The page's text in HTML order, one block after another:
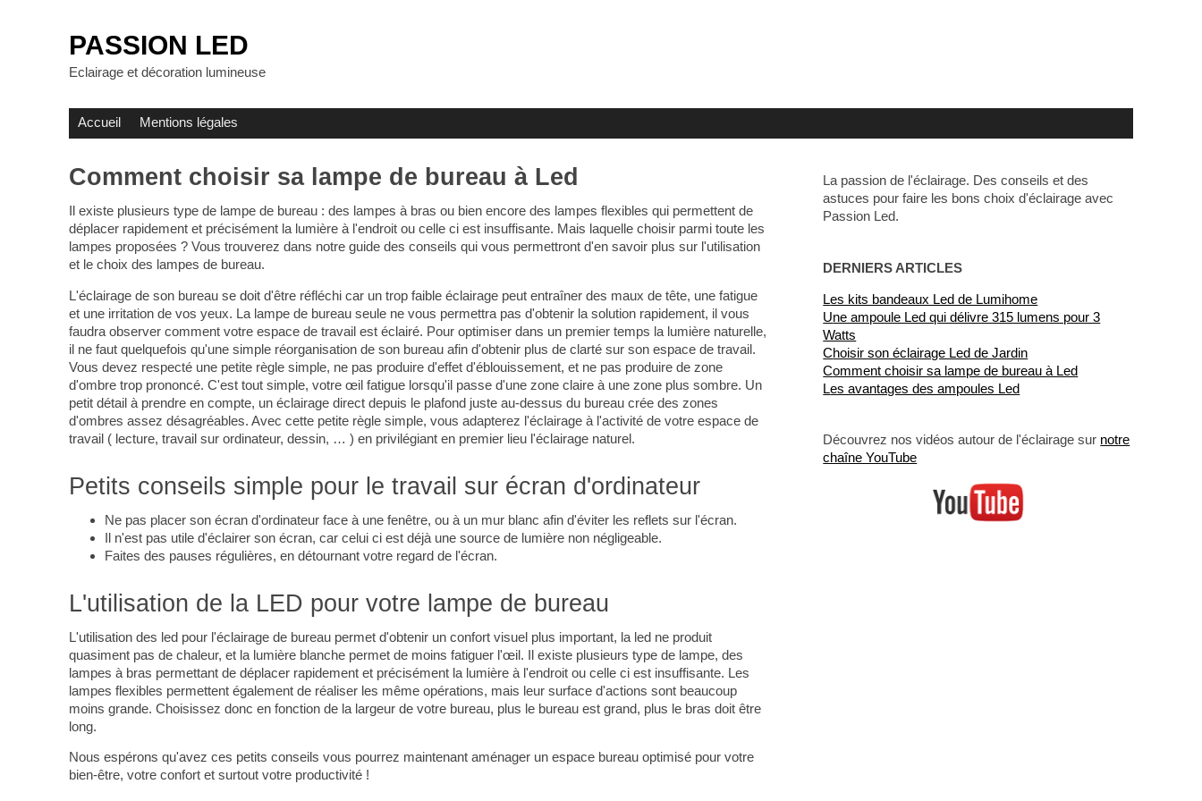
PASSION LED
Eclairage et décoration lumineuse
Accueil Mentions légales
Comment choisir sa lampe de bureau à Led
Il existe plusieurs type de lampe de bureau : des lampes à bras ou bien encore des lampes flexibles qui permettent de
déplacer rapidement et précisément la lumière à l'endroit ou celle ci est insuffisante. Mais laquelle choisir parmi toute les
lampes proposées ? Vous trouverez dans notre guide des conseils qui vous permettront d'en savoir plus sur l'utilisation
et le choix des lampes de bureau.
L'éclairage de son bureau se doit d'être réfléchi car un trop faible éclairage peut entraîner des maux de tête, une fatigue
et une irritation de vos yeux. La lampe de bureau seule ne vous permettra pas d'obtenir la solution rapidement, il vous
faudra observer comment votre espace de travail est éclairé. Pour optimiser dans un premier temps la lumière naturelle,
il ne faut quelquefois qu'une simple réorganisation de son bureau afin d'obtenir plus de clarté sur son espace de travail.
Vous devez respecté une petite règle simple, ne pas produire d'effet d'éblouissement, et ne pas produire de zone
d'ombre trop prononcé. C'est tout simple, votre œil fatigue lorsqu'il passe d'une zone claire à une zone plus sombre. Un
petit détail à prendre en compte, un éclairage direct depuis le plafond juste au-dessus du bureau crée des zones
d'ombres assez désagréables. Avec cette petite règle simple, vous adapterez l'éclairage à l'activité de votre espace de
travail ( lecture, travail sur ordinateur, dessin, … ) en privilégiant en premier lieu l'éclairage naturel.
Petits conseils simple pour le travail sur écran d'ordinateur
Ne pas placer son écran d'ordinateur face à une fenêtre, ou à un mur blanc afin d'éviter les reflets sur l'écran.
Il n'est pas utile d'éclairer son écran, car celui ci est déjà une source de lumière non négligeable.
Faites des pauses régulières, en détournant votre regard de l'écran.
L'utilisation de la LED pour votre lampe de bureau
L'utilisation des led pour l'éclairage de bureau permet d'obtenir un confort visuel plus important, la led ne produit
quasiment pas de chaleur, et la lumière blanche permet de moins fatiguer l'œil. Il existe plusieurs type de lampe, des
lampes à bras permettant de déplacer rapidement et précisément la lumière à l'endroit ou celle ci est insuffisante. Les
lampes flexibles permettent également de réaliser les même opérations, mais leur surface d'actions sont beaucoup
moins grande. Choisissez donc en fonction de la largeur de votre bureau, plus le bureau est grand, plus le bras doit être
long.
Nous espérons qu'avez ces petits conseils vous pourrez maintenant aménager un espace bureau optimisé pour votre
bien-être, votre confort et surtout votre productivité !
La passion de l'éclairage. Des conseils et des
astuces pour faire les bons choix d'éclairage avec
Passion Led.
DERNIERS ARTICLES
Les kits bandeaux Led de Lumihome
Une ampoule Led qui délivre 315 lumens pour 3
Watts
Choisir son éclairage Led de Jardin
Comment choisir sa lampe de bureau à Led
Les avantages des ampoules Led
Découvrez nos vidéos autour de l'éclairage sur notre
chaîne YouTube